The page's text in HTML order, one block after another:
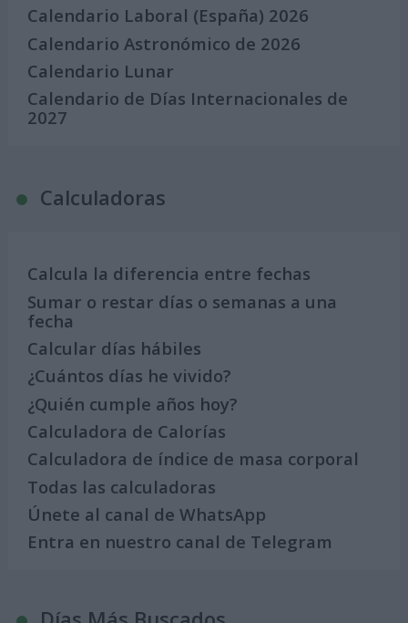
Calendario Laboral (España) 2026
Calendario Astronómico de 2026
Calendario Lunar
Calendario de Días Internacionales de
2027
Calculadoras
Calcula la diferencia entre fechas
Sumar o restar días o semanas a una
fecha
Calcular días hábiles
¿Cuántos días he vivido?
¿Quién cumple años hoy?
Calculadora de Calorías
Calculadora de índice de masa corporal
Todas las calculadoras
Únete al canal de WhatsApp
Entra en nuestro canal de Telegram